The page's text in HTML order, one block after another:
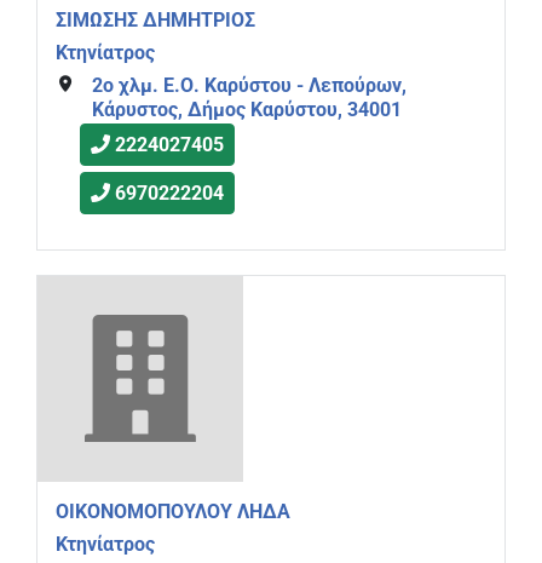
ΣΙΜΩΣΗΣ ΔΗΜΗΤΡΙΟΣ
Κτηνίατρος
2ο χλμ. Ε.Ο. Καρύστου - Λεπούρων,
Κάρυστος, Δήμος Καρύστου, 34001
2224027405
6970222204
ΟΙΚΟΝΟΜΟΠΟΥΛΟΥ ΛΗΔΑ
Κτηνίατρος